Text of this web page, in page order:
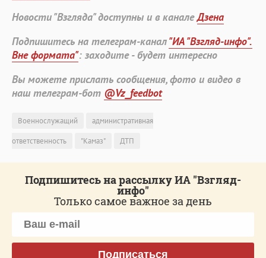
Новости "Взгляда" доступны и в каналеДзена
Подпишитесь на телеграм-канал"ИА "Взгляд-инфо".
Вне формата": заходите - будет интересно
Вы можете прислать сообщения, фото и видео в
наш телеграм-бот @Vz_feedbot
Военнослужащий
административная
ответственность
"Камаз" ДТП
Подпишитесь на рассылку ИА "Взгляд-
инфо"
Только самое важное за день
Подписаться